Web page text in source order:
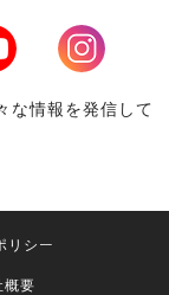
Instagram
な情報を発信して
リシー
概要